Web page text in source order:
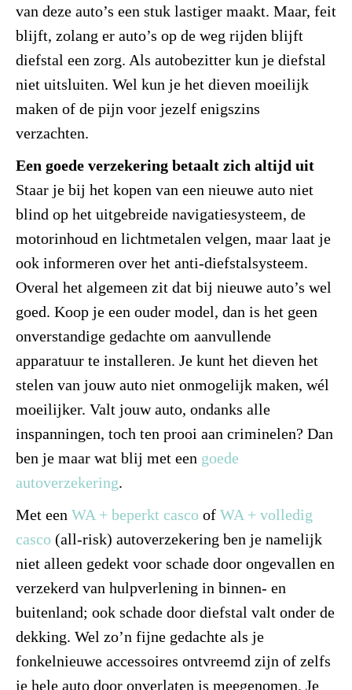
van deze auto’s een stuk lastiger maakt. Maar, feit
blijft, zolang er auto’s op de weg rijden blijft
diefstal een zorg. Als autobezitter kun je diefstal
niet uitsluiten. Wel kun je het dieven moeilijk
maken of de pijn voor jezelf enigszins
verzachten.
Een goede verzekering betaalt zich altijd uit
Staar je bij het kopen van een nieuwe auto niet
blind op het uitgebreide navigatiesysteem, de
motorinhoud en lichtmetalen velgen, maar laat je
ook informeren over het anti-diefstalsysteem.
Overal het algemeen zit dat bij nieuwe auto’s wel
goed. Koop je een ouder model, dan is het geen
onverstandige gedachte om aanvullende
apparatuur te installeren. Je kunt het dieven het
stelen van jouw auto niet onmogelijk maken, wél
moeilijker. Valt jouw auto, ondanks alle
inspanningen, toch ten prooi aan criminelen? Dan
ben je maar wat blij met een goede
autoverzekering.
Met een WA + beperkt casco of WA + volledig
casco (all-risk) autoverzekering ben je namelijk
niet alleen gedekt voor schade door ongevallen en
verzekerd van hulpverlening in binnen- en
buitenland; ook schade door diefstal valt onder de
dekking. Wel zo’n fijne gedachte als je
fonkelnieuwe accessoires ontvreemd zijn of zelfs
je hele auto door onverlaten is meegenomen. Je